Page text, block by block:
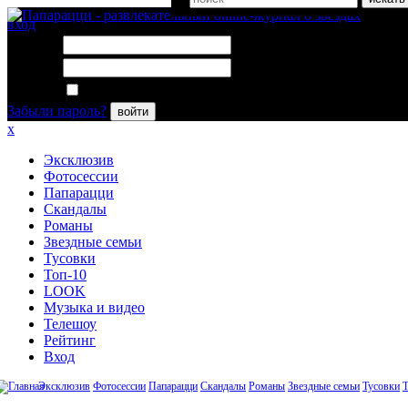
вход
Забыли пароль?
войти
x
Эксклюзив
Фотосессии
Папарацци
Скандалы
Романы
Звездные семьи
Тусовки
Топ-10
LOOK
Музыка и видео
Телешоу
Рейтинг
Вход
Эксклюзив Фотосессии Папарацци Скандалы Романы Звездные семьи Тусовки